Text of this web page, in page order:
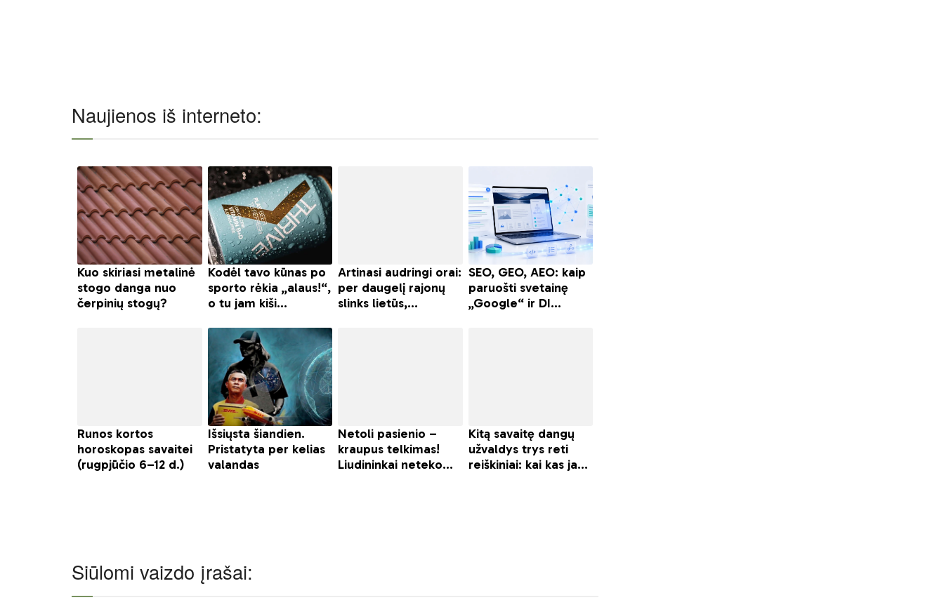
Naujienos iš interneto:
Siūlomi vaizdo įrašai: